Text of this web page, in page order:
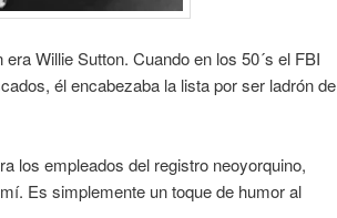
Willie Sutton. Cuando en los 50´s el FBI
él encabezaba la lista por ser ladrón de
los empleados del registro neoyorquino,
Es simplemente un toque de humor al